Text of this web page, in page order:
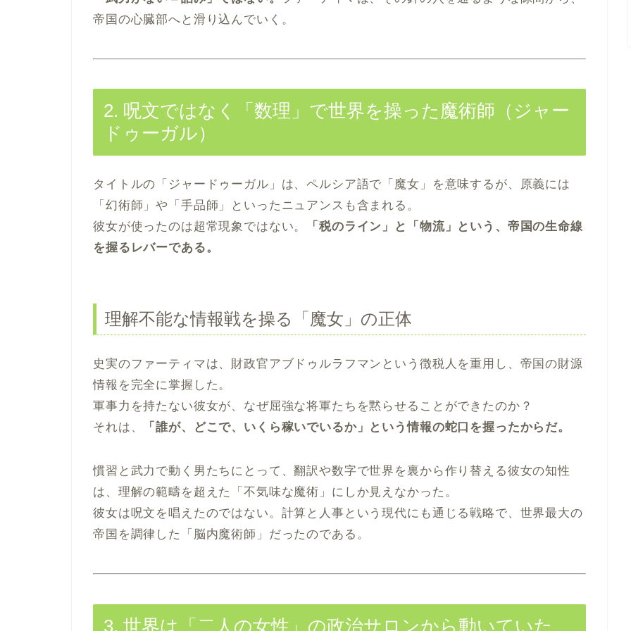
帝国の心臓部へと滑り込んでいく。
2. 呪文ではなく「数理」で世界を操った魔術師（ジャー
ドゥーガル）
タイトルの「ジャードゥーガル」は、ペルシア語で「魔女」を意味するが、原義には
「幻術師」や「手品師」といったニュアンスも含まれる。
彼女が使ったのは超常現象ではない。
「税のライン」と「物流」という、帝国の生命線
を握るレバーである。
理解不能な情報戦を操る「魔女」の正体
史実のファーティマは、財政官アブドゥルラフマンという徴税人を重用し、帝国の財源
情報を完全に掌握した。
軍事力を持たない彼女が、なぜ屈強な将軍たちを黙らせることができたのか？
それは、
「誰が、どこで、いくら稼いでいるか」という情報の蛇口を握ったからだ。
慣習と武力で動く男たちにとって、翻訳や数字で世界を裏から作り替える彼女の知性
は、理解の範疇を超えた「不気味な魔術」にしか見えなかった。
彼女は呪文を唱えたのではない。計算と人事という現代にも通じる戦略で、世界最大の
帝国を調律した「脳内魔術師」だったのである。
3. 世界は「二人の女性」の政治サロンから動いていた